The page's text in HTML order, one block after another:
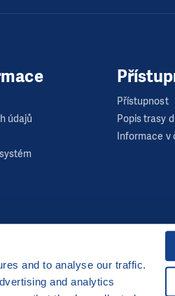
and to analyse our traffic.
and analytics
údajů
Přístupnost
Popis trasy
Informace v